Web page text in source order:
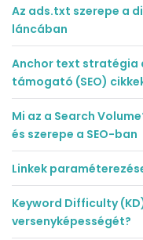
Az ads.txt szerepe a
láncában
Anchor text stratégia
támogató (SEO)
Mi az a Search
és szerepe a SEO-ban
Linkek
Keyword Difficulty
versenyképességét?